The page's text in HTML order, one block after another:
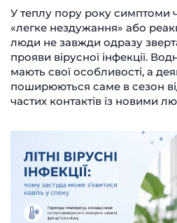
У теплу пору року симптоми
«легке нездужання» або
люди не завжди одразу
прояви вірусної інфекції.
мають свої особливості, а
поширюються саме в сезон
частих контактів із новими